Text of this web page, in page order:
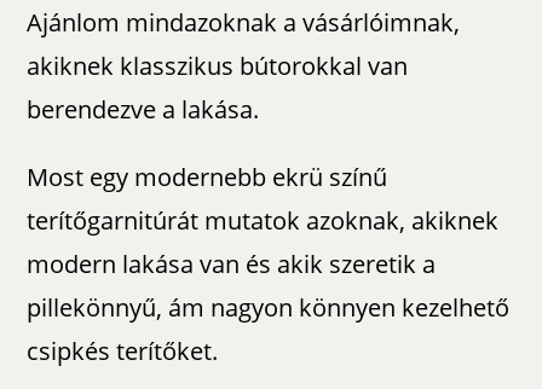
Ajánlom mindazoknak a vásárlóimnak,
akiknek klasszikus bútorokkal van
berendezve a lakása.
Most egy modernebb ekrü színű
terítőgarnitúrát mutatok azoknak, akiknek
modern lakása van és akik szeretik a
pillekönnyű, ám nagyon könnyen kezelhető
csipkés terítőket.